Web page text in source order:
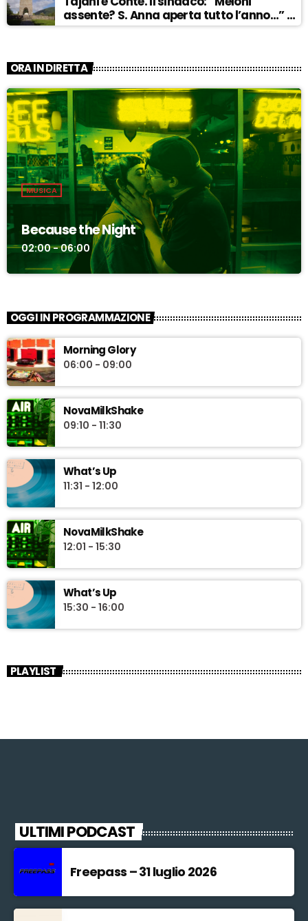
assente? S. Anna aperta tutto l’anno…” –
ASCOLTA
ORA IN DIRETTA
MUSICA
Because the Night
02:00 - 06:00
OGGI IN PROGRAMMAZIONE
Morning Glory
06:00 - 09:00
NovaMilkShake
09:10 - 11:30
What’s Up
11:31 - 12:00
NovaMilkShake
12:01 - 15:30
What’s Up
15:30 - 16:00
PLAYLIST
ULTIMI PODCAST
Freepass – 31 luglio 2026